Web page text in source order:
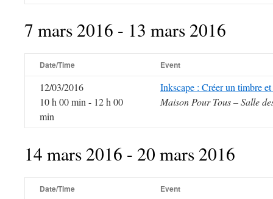
7 mars 2016 - 13 mars 2016
Date/Time Event
12/03/2016
10 h 00 min - 12 h 00
min
Inkscape : Créer un timbre
Maison Pour Tous – Salle
14 mars 2016 - 20 mars 2016
Date/Time Event